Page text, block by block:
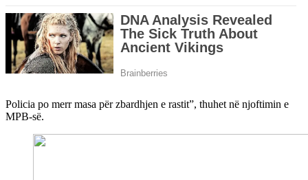
Policia po merr masa për zbardhjen e rastit”, thuhet në njoftimin e
MPB-së.